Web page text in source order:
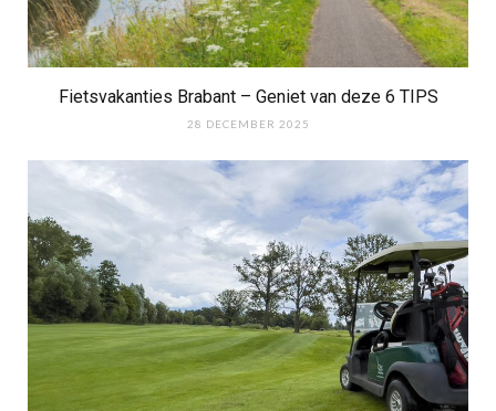
Fietsvakanties Brabant – Geniet van deze 6 TIPS
28 DECEMBER 2025